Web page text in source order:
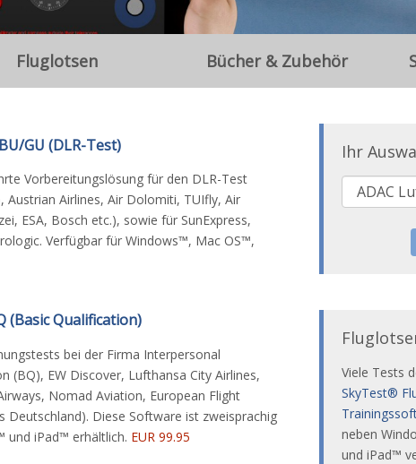
Fluglotsen Bücher & Zubehör
GU (DLR-Test)
Vorbereitungslösung für den DLR-Test
Austrian Airlines, Air Dolomiti, TUIfly, Air
ESA, Bosch etc.), sowie für SunExpress,
Verfügbar für Windows™, Mac OS™,
Qualification)
bei der Firma Interpersonal
(BQ), EW Discover, Lufthansa City Airlines,
Nomad Aviation, European Flight
Deutschland). Diese Software ist zweisprachig
und iPad™ erhältlich. EUR 99.95
Ihr
Viele Tests
SkyTest®
neben
und iPad™